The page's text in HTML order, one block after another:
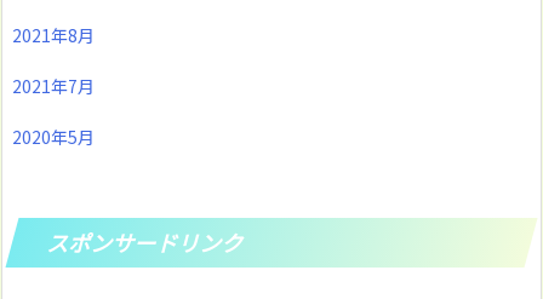
2021年8月
2021年7月
2020年5月
スポンサードリンク